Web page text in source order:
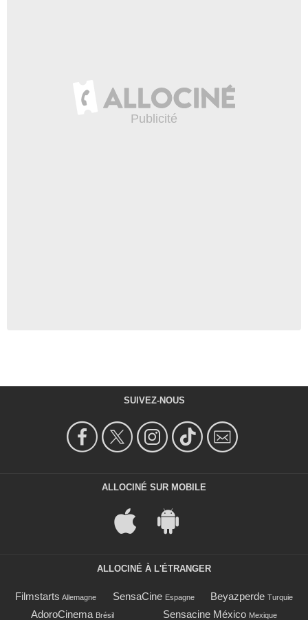
SUIVEZ-NOUS
ALLOCINÉ SUR MOBILE
ALLOCINÉ À L'ÉTRANGER
Filmstarts Allemagne SensaCine Espagne Beyazperde Turquie
AdoroCinema Brésil Sensacine México Mexique